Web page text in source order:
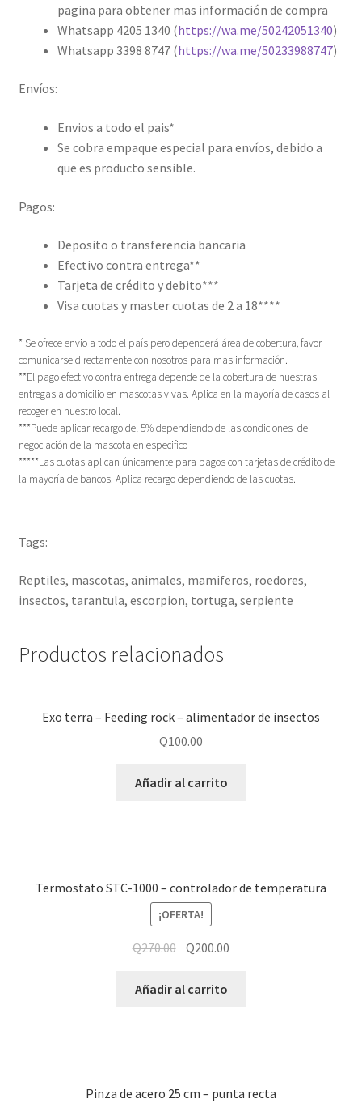
pagina para obtener mas información de compra
Whatsapp 4205 1340 (https://wa.me/50242051340)
Whatsapp 3398 8747 (https://wa.me/50233988747)
Envíos:
Envios a todo el pais*
Se cobra empaque especial para envíos, debido a
que es producto sensible.
Pagos:
Deposito o transferencia bancaria
Efectivo contra entrega**
Tarjeta de crédito y debito***
Visa cuotas y master cuotas de 2 a 18****
* Se ofrece envio a todo el país pero dependerá área de cobertura, favor
comunicarse directamente con nosotros para mas información.
**El pago efectivo contra entrega depende de la cobertura de nuestras
entregas a domicilio en mascotas vivas. Aplica en la mayoría de casos al
recoger en nuestro local.
***Puede aplicar recargo del 5% dependiendo de las condiciones de
negociación de la mascota en especifico
*****Las cuotas aplican únicamente para pagos con tarjetas de crédito de
la mayoría de bancos. Aplica recargo dependiendo de las cuotas.
Tags:
Reptiles, mascotas, animales, mamiferos, roedores,
insectos, tarantula, escorpion, tortuga, serpiente
Productos relacionados
Exo terra – Feeding rock – alimentador de insectos
Q100.00
Añadir al carrito
Termostato STC-1000 – controlador de temperatura
¡OFERTA!
Q270.00 Q200.00
Añadir al carrito
Pinza de acero 25 cm – punta recta